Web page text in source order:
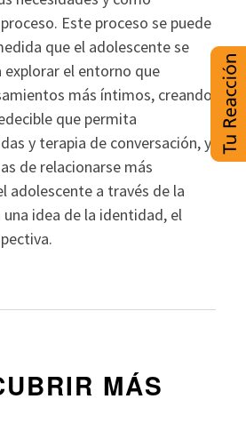
Este proceso se puede
que el adolescente se
el entorno que
más íntimos, creando
que permita
y terapia de conversación, y
de relacionarse más
adolescente a través de la
idea de la identidad, el
MÁS